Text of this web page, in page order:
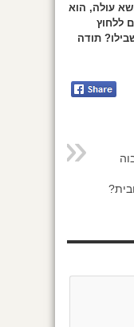
עולה, הוא
ללחוץ
תודה